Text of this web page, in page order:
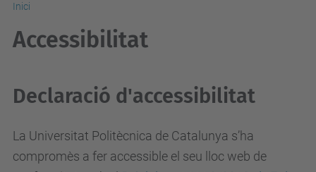
Inici
Accessibilitat
Declaració d'accessibilitat
La Universitat Politècnica de Catalunya s’ha
compromès a fer accessible el seu lloc web de